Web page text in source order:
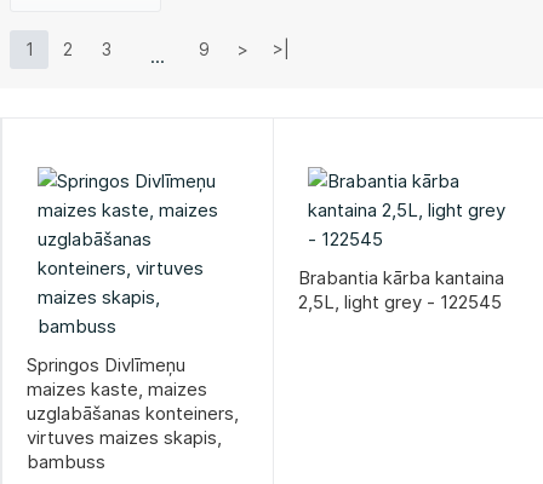
1 2 3 9 > >|
Springos Divlīmeņu
maizes kaste, maizes
uzglabāšanas konteiners,
virtuves maizes skapis,
bambuss
Brabantia kārba kantaina
2,5L, light grey - 122545